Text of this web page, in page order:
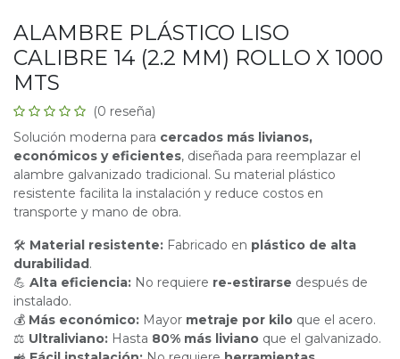
ALAMBRE PLÁSTICO LISO
CALIBRE 14 (2.2 MM) ROLLO X 1000
MTS
(0 reseña)
Solución moderna para cercados más livianos,
económicos y eficientes, diseñada para reemplazar el
alambre galvanizado tradicional. Su material plástico
resistente facilita la instalación y reduce costos en
transporte y mano de obra.
🛠 Material resistente: Fabricado en plástico de alta
durabilidad.
💪 Alta eficiencia: No requiere re-estirarse después de
instalado.
💰 Más económico: Mayor metraje por kilo que el acero.
⚖ Ultraliviano: Hasta 80% más liviano que el galvanizado.